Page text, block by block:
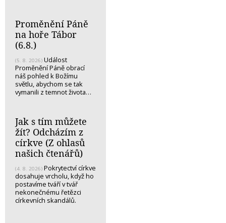
Proměnění Páně
na hoře Tábor
(6.8.)
(5. 8. 2026) Událost
Proměnění Páně obrací
náš pohled k Božímu
světlu, abychom se tak
vymanili z temnot života…
Jak s tím můžete
žít? Odcházím z
církve (Z ohlasů
našich čtenářů)
(4. 8. 2026) Pokrytectví církve
dosahuje vrcholu, když ho
postavíme tváří v tvář
nekonečnému řetězci
církevních skandálů.